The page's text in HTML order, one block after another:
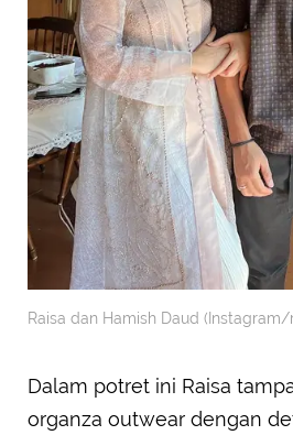
Raisa dan Hamish Daud (Instagram/
Dalam potret ini Raisa
organza outwear dengan